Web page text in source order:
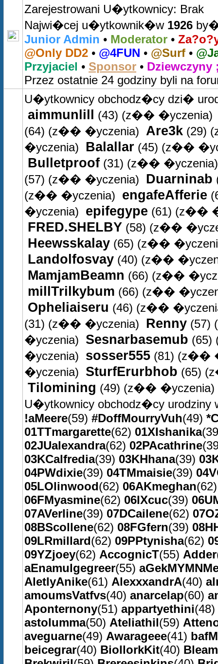
Zarejestrowani U�ytkownicy: Brak
Najwi�cej u�ytkownik�w 1926
Junior Admin • Moderator •
@Only DD2 • @4FUN • @Surf •
Przyjaciel • Sponsor • Dziewczyny
Przez ostatnie 24 godziny byli na
U�ytkownicy obchodz�cy dzi�
aimmunlill (43) (z�� �yczenia)
(64) (z�� �yczenia) Are3k (29)
�yczenia) Balallar (45) (z��
Bulletproof (31) (z�� �yczenia)
(57) (z�� �yczenia) Duarninab
(z�� �yczenia) engafeAfferie
�yczenia) epifegype (61) (z��
FRED.SHELBY (58) (z��
Heewsskalay (65) (z��
Landolfosvay (40) (z��
MamjamBeamn (66) (z��
millTrilkybum (66) (z��
Opheliaiseru (46) (z��
(31) (z�� �yczenia) Renny (57)
�yczenia) Sesnarbasemub (65)
�yczenia) sosser555 (81) (z��
�yczenia) SturfErurbhob (65)
Tilomining (49) (z�� �yczenia)
U�ytkownicy obchodz�cy
!aMeere(59) #DoffMourryVuh(49)
01TTmargarette(62) 01XIshanika
02JUalexandra(62) 02PAcathrine
03KCalfredia(39) 03KHhana(39)
04PWdixie(39) 04TMmaisie(39)
05LOlinwood(62) 06AKmeghan
06FMyasmine(62) 06IXcuc(39)
07AVerline(39) 07DCailene(62)
08BScollene(62) 08FGfern(39)
09LRmillard(62) 09PPtynisha(62)
09YZjoey(62) AccognicT(55) Adder
aEnamulgegreer(55)
AletlyAnike(61) AlexxxandrA(40)
amoumsVatfvs(40) anarcelap(60)
Aponternony(51) appartyethini(48)
astolumma(50) Ateliathil(59)
aveguarne(49) Awarageee(41)
beicegrar(40) BiollorkKit(40)